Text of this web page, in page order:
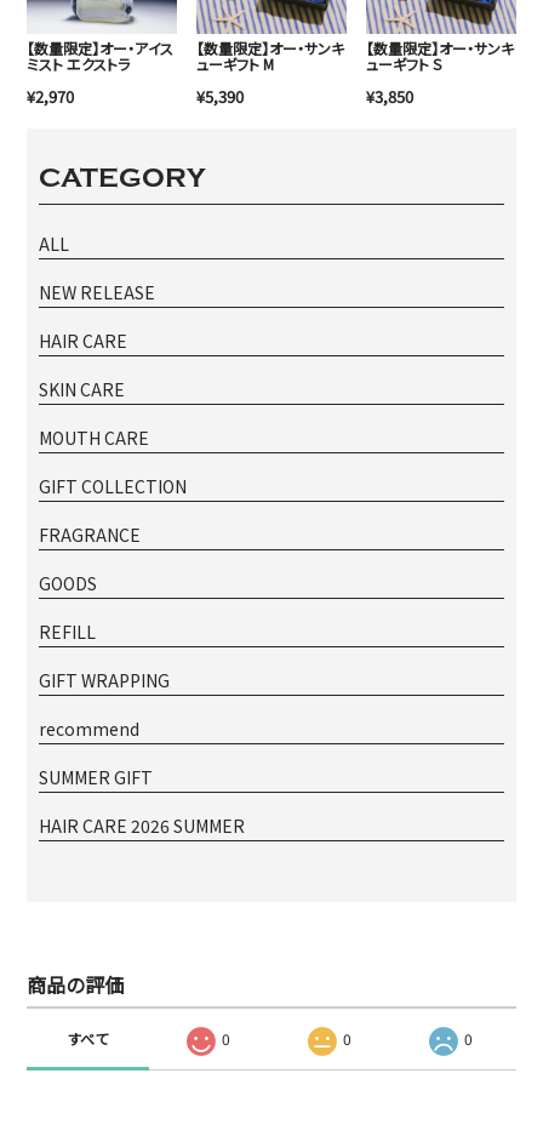
【数量限定】オー・アイス
ミスト エクストラ
¥2,970
【数量限定】オー・サンキ
ューギフト M
¥5,390
【数量限定】オー・サンキ
ューギフト S
¥3,850
CATEGORY
ALL
NEW RELEASE
HAIR CARE
SKIN CARE
MOUTH CARE
GIFT COLLECTION
FRAGRANCE
GOODS
REFILL
GIFT WRAPPING
recommend
SUMMER GIFT
HAIR CARE 2026 SUMMER
商品の評価
すべて 0 0 0